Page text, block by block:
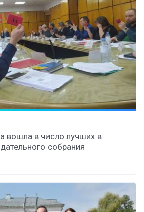
вошла в число лучших в
собрания